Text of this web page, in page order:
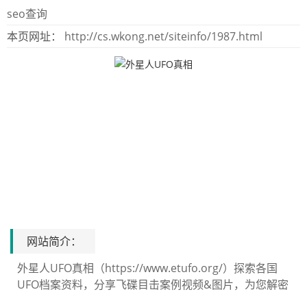
seo查询
本页网址： http://cs.wkong.net/siteinfo/1987.html
网站简介：
外星人UFO真相（https://www.etufo.org/）探索各国
UFO档案资料，分享飞碟目击案例视频&图片，为您解密